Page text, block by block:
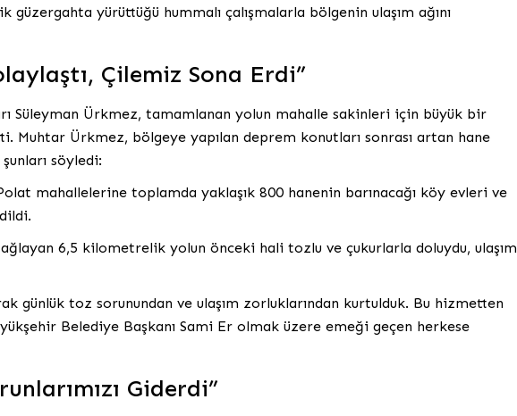
yürüttüğü hummalı çalışmalarla bölgenin ulaşım ağını
Çilemiz Sona Erdi”
Süleyman Ürkmez, tamamlanan yolun mahalle sakinleri için büyük bir
Muhtar Ürkmez, bölgeye yapılan deprem konutları sonrası artan hane
söyledi:
mahallelerine toplamda yaklaşık 800 hanenin barınacağı köy evleri ve
6,5 kilometrelik yolun önceki hali tozlu ve çukurlarla doluydu, ulaşım
günlük toz sorunundan ve ulaşım zorluklarından kurtulduk. Bu hizmetten
Belediye Başkanı Sami Er olmak üzere emeği geçen herkese
Giderdi”